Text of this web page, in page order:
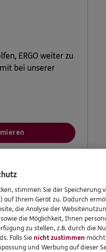
ERGO weiter zu
bei unserer
stimmen Sie der Speicherung
auf Ihrem Gerät zu. Dadurch
die Analyse der
die Möglichkeit, Ihnen
zu stellen, z.B. durch die
Falls Sienicht zustimmen
und Werbung auf dieser